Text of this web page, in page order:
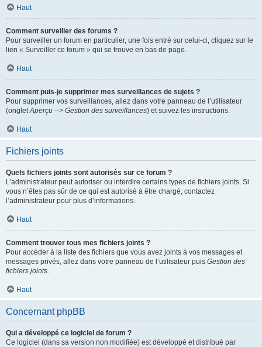
Haut
Comment surveiller des forums ?
Pour surveiller un forum en particulier, une fois entré sur celui-ci, cliquez sur le
lien « Surveiller ce forum » qui se trouve en bas de page.
Haut
Comment puis-je supprimer mes surveillances de sujets ?
Pour supprimer vos surveillances, allez dans votre panneau de l’utilisateur
(ongletAperçu --> Gestion des surveillances) et suivez les instructions.
Haut
Fichiers joints
Quels fichiers joints sont autorisés sur ce forum ?
L’administrateur peut autoriser ou interdire certains types de fichiers joints. Si
vous n’êtes pas sûr de ce qui est autorisé à être chargé, contactez
l’administrateur pour plus d’informations.
Haut
Comment trouver tous mes fichiers joints ?
Pour accéder à la liste des fichiers que vous avez joints à vos messages et
messages privés, allez dans votre panneau de l’utilisateur puis Gestion des
fichiers joints.
Haut
Concernant phpBB
Qui a développé ce logiciel de forum ?
Ce logiciel (dans sa version non modifiée) est développé et distribué par